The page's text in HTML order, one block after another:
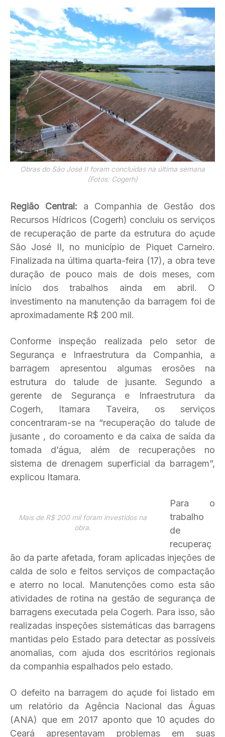
Obras do São José II foram concluídas na última semana
(Fotos: Cogerh)
Região Central: a Companhia de Gestão dos
Recursos Hídricos (Cogerh) concluiu os serviços
de recuperação de parte da estrutura do açude
São José II, no município de Piquet Carneiro.
Finalizada na última quarta-feira (17), a obra teve
duração de pouco mais de dois meses, com
início dos trabalhos ainda em abril. O
investimento na manutenção da barragem foi de
aproximadamente R$ 200 mil.
Conforme inspeção realizada pelo setor de
Segurança e Infraestrutura da Companhia, a
barragem apresentou algumas erosões na
estrutura do talude de jusante. Segundo a
gerente de Segurança e Infraestrutura da
Cogerh, Itamara Taveira, os serviços
concentraram-se na “recuperação do talude de
jusante , do coroamento e da caixa de saída da
tomada d’água, além de recuperações no
sistema de drenagem superficial da barragem”,
explicou Itamara.
Mais de R$ 200 mil foram investidos na
obra.
Para o
trabalho
de
recuperaç
ão da parte afetada, foram aplicadas injeções de
calda de solo e feitos serviços de compactação
e aterro no local. Manutenções como esta são
atividades de rotina na gestão de segurança de
barragens executada pela Cogerh. Para isso, são
realizadas inspeções sistemáticas das barragens
mantidas pelo Estado para detectar as possíveis
anomalias, com ajuda dos escritórios regionais
da companhia espalhados pelo estado.
O defeito na barragem do açude foi listado em
um relatório da Agência Nacional das Águas
(ANA) que em 2017 aponto que 10 açudes do
Ceará apresentavam problemas em suas